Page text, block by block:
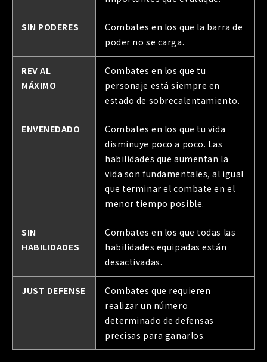
SIN PODERES
Combates en los que la barra de
poder no se carga.
REV AL
MÁXIMO
Combates en los que tu
personaje está siempre en
estado de sobrecalentamiento.
ENVENEDADO
Combates en los que tu vida
disminuye poco a poco. Las
habilidades que aumentan la
vida son fundamentales, al igual
que terminar el combate en el
menor tiempo posible.
SIN
HABILIDADES
Combates en los que todas las
habilidades equipadas están
desactivadas.
JUST DEFENSE
Combates que requieren
realizar un número
determinado de defensas
precisas para ganarlos.